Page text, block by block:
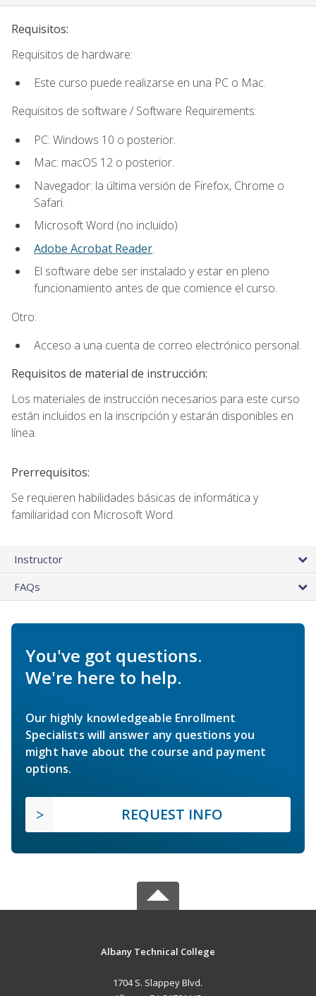
Requisitos:
Requisitos de hardware:
Este curso puede realizarse en una PC o Mac.
Requisitos de software / Software Requirements:
PC: Windows 10 o posterior.
Mac: macOS 12 o posterior.
Navegador: la última versión de Firefox, Chrome o
Safari.
Microsoft Word (no incluido)
Adobe Acrobat Reader.
El software debe ser instalado y estar en pleno
funcionamiento antes de que comience el curso.
Otro:
Acceso a una cuenta de correo electrónico personal.
Requisitos de material de instrucción:
Los materiales de instrucción necesarios para este curso
están incluidos en la inscripción y estarán disponibles en
línea.
Prerrequisitos:
Se requieren habilidades básicas de informática y
familiaridad con Microsoft Word.
Instructor
FAQs
You've got questions.
We're here to help.
Our highly knowledgeable Enrollment
Specialists will answer any questions you
might have about the course and payment
options.
REQUEST INFO
Albany Technical College
1704 S. Slappey Blvd.